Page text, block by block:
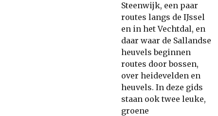
Steenwijk, een paar
routes langs de IJssel
en in het Vechtdal, en
daar waar de Sallandse
heuvels beginnen
routes door bossen,
over heidevelden en
heuvels. In deze gids
staan ook twee leuke,
groene